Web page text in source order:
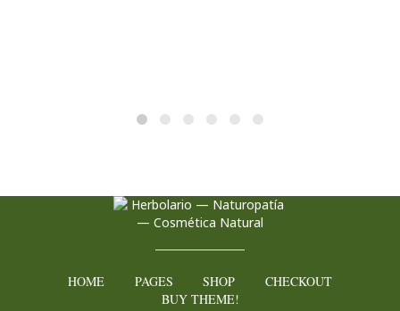
HOME PAGES SHOP
CHECKOUT
BUY THEME!